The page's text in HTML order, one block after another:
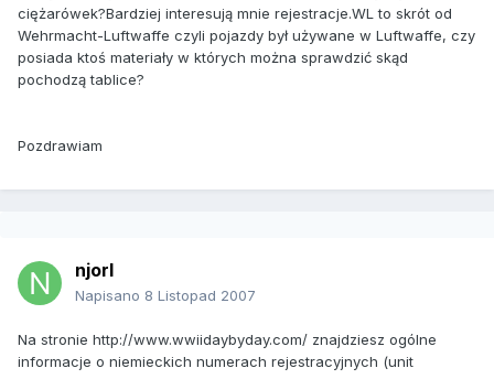
ciężarówek?Bardziej interesują mnie rejestracje.WL to skrót od
Wehrmacht-Luftwaffe czyli pojazdy był używane w Luftwaffe, czy
posiada ktoś materiały w których można sprawdzić skąd
pochodzą tablice?
Pozdrawiam
njorl
Napisano 8 Listopad 2007
Na stronie http://www.wwiidaybyday.com/ znajdziesz ogólne
informacje o niemieckich numerach rejestracyjnych (unit